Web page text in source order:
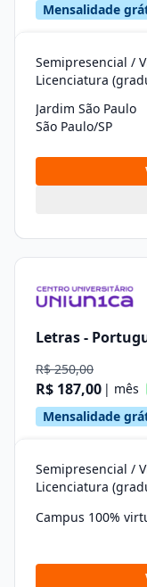
Mensalidade
Semipresencial /
Licenciatura
Jardim São Paulo
São Paulo/SP
Letras -
R$ 250,00
R$ 187,00 | mês
Mensalidade
Semipresencial /
Licenciatura
Campus 100%